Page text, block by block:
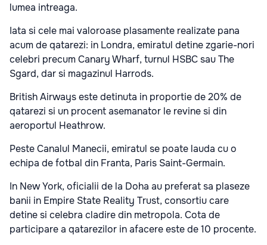
lumea intreaga.
Iata si cele mai valoroase plasamente realizate pana
acum de qatarezi: in Londra, emiratul detine zgarie-nori
celebri precum Canary Wharf, turnul HSBC sau The
Sgard, dar si magazinul Harrods.
British Airways este detinuta in proportie de 20% de
qatarezi si un procent asemanator le revine si din
aeroportul Heathrow.
Peste Canalul Manecii, emiratul se poate lauda cu o
echipa de fotbal din Franta, Paris Saint-Germain.
In New York, oficialii de la Doha au preferat sa plaseze
banii in Empire State Reality Trust, consortiu care
detine si celebra cladire din metropola. Cota de
participare a qatarezilor in afacere este de 10 procente.